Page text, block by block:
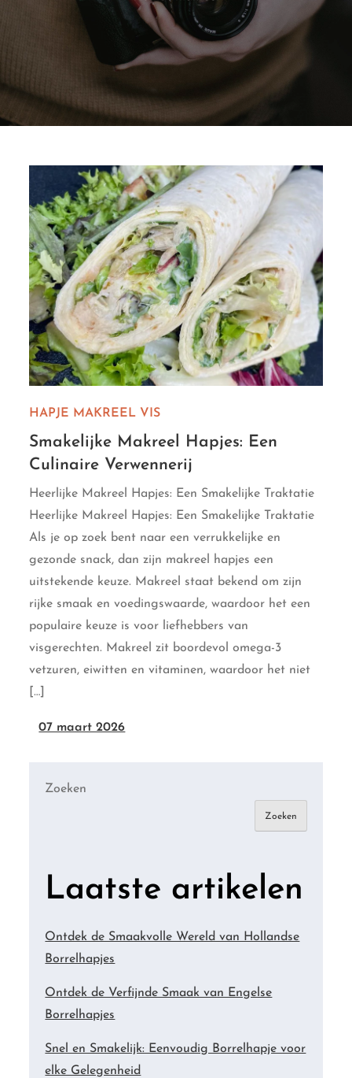
HAPJE MAKREEL VIS
Smakelijke Makreel Hapjes: Een
Culinaire Verwennerij
Heerlijke Makreel Hapjes: Een Smakelijke Traktatie
Heerlijke Makreel Hapjes: Een Smakelijke Traktatie
Als je op zoek bent naar een verrukkelijke en
gezonde snack, dan zijn makreel hapjes een
uitstekende keuze. Makreel staat bekend om zijn
rijke smaak en voedingswaarde, waardoor het een
populaire keuze is voor liefhebbers van
visgerechten. Makreel zit boordevol omega-3
vetzuren, eiwitten en vitaminen, waardoor het niet
[…]
07 maart 2026
Zoeken
Zoeken
Laatste artikelen
Ontdek de Smaakvolle Wereld van Hollandse
Borrelhapjes
Ontdek de Verfijnde Smaak van Engelse
Borrelhapjes
Snel en Smakelijk: Eenvoudig Borrelhapje voor
elke Gelegenheid